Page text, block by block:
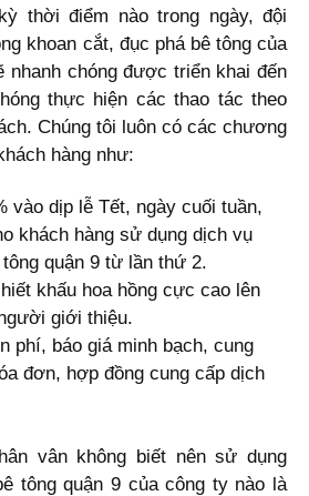
thời điểm nào trong ngày, đội
khoan cắt, đục phá bê tông của
nhanh chóng được triển khai đến
thực hiện các thao tác theo
Chúng tôi luôn có các chương
hàng như:
vào dịp lễ Tết, ngày cuối tuần,
khách hàng sử dụng dịch vụ
quận 9 từ lần thứ 2.
khấu hoa hồng cực cao lên
giới thiệu.
phí, báo giá minh bạch, cung
đơn, hợp đồng cung cấp dịch
vân không biết nên sử dụng
tông quận 9 của công ty nào là